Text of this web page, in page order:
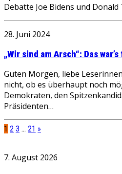
Debatte Joe Bidens und
28. Juni 2024
„Wir sind am Arsch“: Das
Guten Morgen, liebe
nicht, ob es überhaupt noch
Demokraten, den
Präsidenten…
1 2 3 … 21 »
7. August 2026